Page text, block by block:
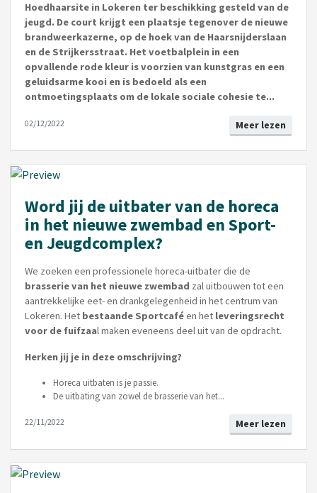
Hoedhaarsite in Lokeren ter beschikking gesteld van de
jeugd. De court krijgt een plaatsje tegenover de nieuwe
brandweerkazerne, op de hoek van de Haarsnijderslaan
en de Strijkersstraat. Het voetbalplein in een
opvallende rode kleur is voorzien van kunstgras en een
geluidsarme kooi en is bedoeld als een
ontmoetingsplaats om de lokale sociale cohesie te...
Meer lezen
02/12/2022
Word jij de uitbater van de horeca
in het nieuwe zwembad en Sport-
en Jeugdcomplex?
We zoeken een professionele horeca-uitbater die de
brasserie van het nieuwe zwembad zal uitbouwen tot een
aantrekkelijke eet- en drankgelegenheid in het centrum van
Lokeren. Het bestaande Sportcaféen het leveringsrecht
voor de fuifzaal maken eveneens deel uit van de opdracht.
Herken jij je in deze omschrijving?
Horeca uitbaten is je passie.
De uitbating van zowel de brasserie van het...
Meer lezen
22/11/2022